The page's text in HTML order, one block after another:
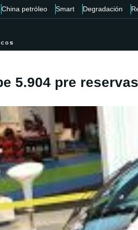
China petróleo Smart Degradación
5.904 pre